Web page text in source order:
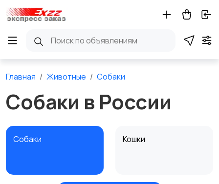
Главная Животные Собаки
Собаки в России
Собаки Кошки